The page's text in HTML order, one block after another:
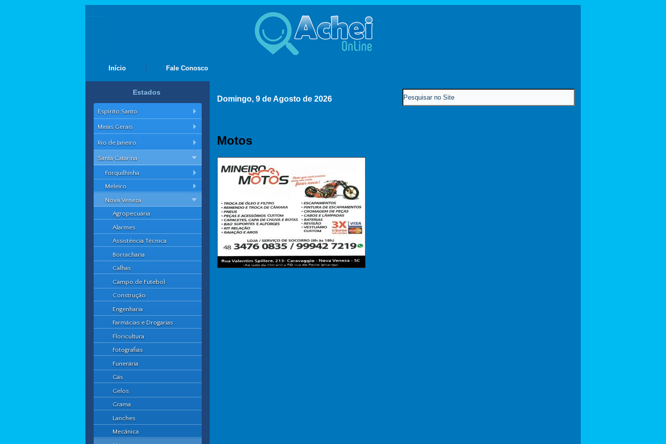
Início Fale Conosco
Estados
Espírito Santo
Minas Gerais
Rio de Janeiro
Santa Catarina
Forquilhinha
Meleiro
Nova Veneza
Agropecuária
Alarmes
Assistência Técnica
Borracharia
Calhas
Campo de Futebol
Construção
Engenharia
Farmácias e Drogarias
Floricultura
Fotografias
Funerária
Gás
Gelos
Grama
Lanches
Mecânica
Domingo, 9 de Agosto de 2026
Motos